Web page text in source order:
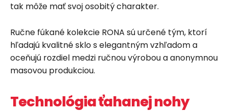
tak môže mať svoj osobitý charakter.
Ručne fúkané kolekcie RONA sú určené tým, ktorí
hľadajú kvalitné sklo s elegantným vzhľadom a
oceňujú rozdiel medzi ručnou výrobou a anonymnou
masovou produkciou.
Technológia ťahanej nohy